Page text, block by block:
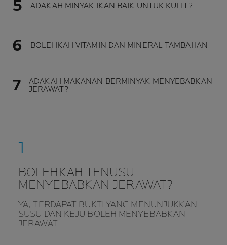
ADAKAH MINYAK IKAN BAIK UNTUK KULIT?
BOLEHKAH VITAMIN DAN MINERAL TAMBAHAN
ADAKAH MAKANAN BERMINYAK MENYEBABKAN
JERAWAT?
BOLEHKAH TENUSU
MENYEBABKAN JERAWAT?
YA, TERDAPAT BUKTI YANG MENUNJUKKAN
SUSU DAN KEJU BOLEH MENYEBABKAN
JERAWAT